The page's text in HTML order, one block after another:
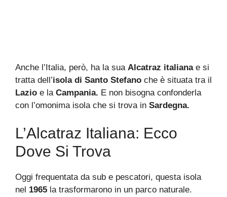
Anche l’Italia, però, ha la sua Alcatraz italianae si
tratta dell’isola di Santo Stefano che è situata tra il
Lazio e la Campania. E non bisogna confonderla
con l’omonima isola che si trova in Sardegna.
L’Alcatraz Italiana: Ecco
Dove Si Trova
Oggi frequentata da sub e pescatori, questa isola
nel 1965 la trasformarono in un parco naturale.